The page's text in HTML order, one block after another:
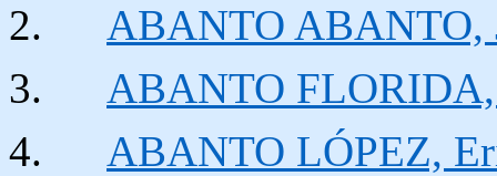
ABANTO ABANTO,
ABANTO
ABANTO LÓPEZ,